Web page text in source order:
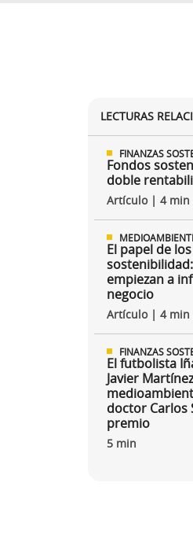
LECTURAS
FINANZAS
Fondos
doble
Artículo | 4 min
El papel de
empiezan a
negocio
Artículo | 4 min
FINANZAS
El futbolista
Javier
doctor
premio
5 min